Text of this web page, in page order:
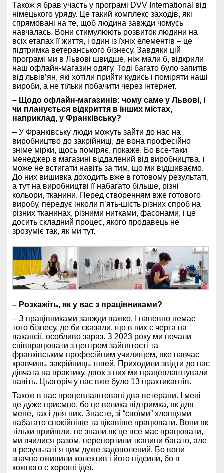
Також я брав участь у програмі DVV International від
німецького уряду. Це такий комплекс заходів, які
спрямовані на те, щоб людина завжди чомусь
навчалась. Вони стимулюють розвиток людини на
всіх етапах її життя, і один із їхніх елементів – це
підтримка ветеранського бізнесу. Завдяки цій
програмі ми в Львові швидше, ніж мали б, відкрили
наш офлайн-магазин одягу. Тоді багато було запитів
від львів’ян, які хотіли прийти кудись і поміряти наші
вироби, а не тільки побачити через інтернет.
– Щодо офлайн-магазинів: чому саме у Львові, і
чи планується відкриття в інших містах,
наприклад, у Франківську?
– У Франківську люди можуть зайти до нас на
виробництво до закрійниці, де вона професійно
зніме мірки, щось поміряє, покаже. Бо все-таки
менеджер в магазині віддалений від виробництва, і
може не встигати навіть за тим, що ми відшиваємо.
До них вишивка доходить вже в готовому результаті,
а тут на виробництві її набагато більше, різні
кольори, тканини. Перед створенням вже готового
виробу, передує інколи п’ять-шість різних спроб на
різних тканинах, різними нитками, фасонами, і це
досить складний процес, якого продавець не
зрозуміє так, як ми тут.
– Розкажіть, як у вас з працівниками?
– З працівниками завжди важко. І напевно немає
того бізнесу, де би сказали, що в них є черга на
вакансії, особливо зараз. З 2023 року ми почали
співпрацювати з центром зайнятості та
франківським професійним училищем, яке навчає
кравчинь, закрійниць, швей. Приходили звідти до нас
дівчата на практику, двох з них ми працевлаштували
навіть. Цьогоріч у нас вже було 13 практикантів.
Також в нас процевлаштовані два ветерани. І мені
це дуже приємно, бо це велика підтримка, як для
мене, так і для них. Знаєте, зі “своїми” хлопцями
набагато спокійніше та цікавіше працювати. Вони як
тільки прийшли, не знали як це все має працювати,
ми вчилися разом, перепортили тканини багато, але
в результаті я цим дуже задоволений. Бо вони
значно оживили колектив і його підсили, бо в
кожного є хороші ідеї.